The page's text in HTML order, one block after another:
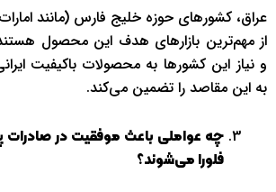
عراق، کشورهای حوزه خلیج فارس (مانند
از مهم‌ترین بازارهای هدف این محصول
و نیاز این کشورها به محصولات باکیفیت
به این مقاصد را تضمین می‌کند.
چه عواملی باعث موفقیت در صادرات
فلورا می‌شوند؟